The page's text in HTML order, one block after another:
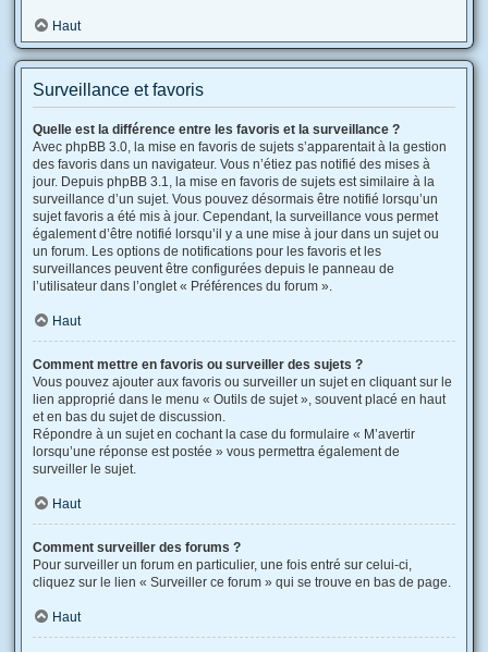
Haut
Surveillance et favoris
Quelle est la différence entre les favoris et la surveillance ?
Avec phpBB 3.0, la mise en favoris de sujets s’apparentait à la gestion
des favoris dans un navigateur. Vous n’étiez pas notifié des mises à
jour. Depuis phpBB 3.1, la mise en favoris de sujets est similaire à la
surveillance d’un sujet. Vous pouvez désormais être notifié lorsqu’un
sujet favoris a été mis à jour. Cependant, la surveillance vous permet
également d’être notifié lorsqu’il y a une mise à jour dans un sujet ou
un forum. Les options de notifications pour les favoris et les
surveillances peuvent être configurées depuis le panneau de
l’utilisateur dans l’onglet « Préférences du forum ».
Haut
Comment mettre en favoris ou surveiller des sujets ?
Vous pouvez ajouter aux favoris ou surveiller un sujet en cliquant sur le
lien approprié dans le menu « Outils de sujet », souvent placé en haut
et en bas du sujet de discussion.
Répondre à un sujet en cochant la case du formulaire « M’avertir
lorsqu’une réponse est postée » vous permettra également de
surveiller le sujet.
Haut
Comment surveiller des forums ?
Pour surveiller un forum en particulier, une fois entré sur celui-ci,
cliquez sur le lien « Surveiller ce forum » qui se trouve en bas de page.
Haut